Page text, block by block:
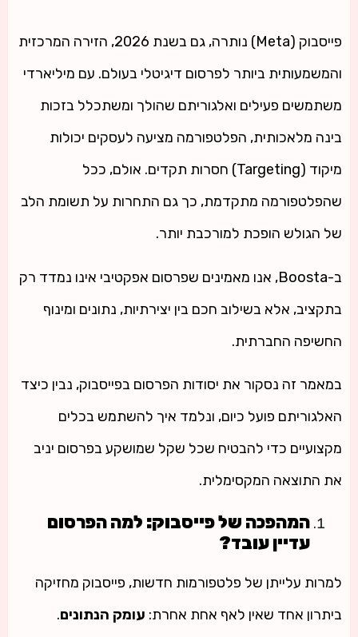
פייסבוק (Meta) נותרה, גם בשנת 2026, הזירה המרכזית
והמשמעותית ביותר לפרסום דיגיטלי בעולם. עם מיליארדי
משתמשים פעילים ואלגוריתם שהולך ומשתכלל בזכות
בינה מלאכותית, הפלטפורמה מציעה לעסקים יכולות
מיקוד (Targeting) חסרות תקדים. אולם, ככל
שהפלטפורמה מתקדמת, כך גם התחרות על תשומת הלב
של הגולש הופכת למורכבת יותר.
ב-Boosta, אנו מאמינים שפרסום אפקטיבי אינו נמדד רק
בתקציב, אלא בשילוב חכם בין יצירתיות, נתונים ומינוף
החשיפה החברתית.
במאמר זה נסקור את יסודות הפרסום בפייסבוק, נבין כיצד
האלגוריתם פועל כיום, ונלמד איך להשתמש בכלים
מקצועיים כדי להבטיח שכל שקל שמושקע בפרסום יניב
את התוצאה המקסימלית.
המהפכה של פייסבוק: למה הפרסום
עדיין עובד?
למרות עלייתן של פלטפורמות חדשות, פייסבוק מחזיקה
ביתרון אחד שאין לאף אחת אחרת: עומק הנתונים.